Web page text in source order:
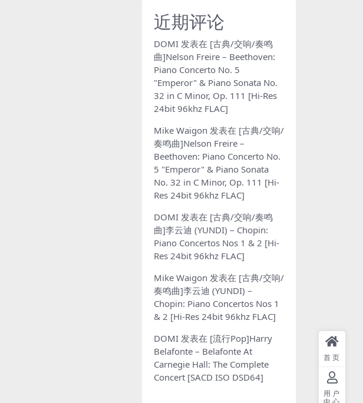
近期评论
DOMI 发表在 [古典/交响/奏鸣
曲]Nelson Freire – Beethoven:
Piano Concerto No. 5
"Emperor" & Piano Sonata No.
32 in C Minor, Op. 111 [Hi-Res
24bit 96khz FLAC]
Mike Waigon 发表在 [古典/交响/
奏鸣曲]Nelson Freire –
Beethoven: Piano Concerto No.
5 "Emperor" & Piano Sonata
No. 32 in C Minor, Op. 111 [Hi-
Res 24bit 96khz FLAC]
DOMI 发表在 [古典/交响/奏鸣
曲]李云迪 (YUNDI) – Chopin:
Piano Concertos Nos 1 & 2 [Hi-
Res 24bit 96khz FLAC]
Mike Waigon 发表在 [古典/交响/
奏鸣曲]李云迪 (YUNDI) –
Chopin: Piano Concertos Nos 1
& 2 [Hi-Res 24bit 96khz FLAC]
DOMI 发表在 [流行Pop]Harry
Belafonte – Belafonte At
Carnegie Hall: The Complete
Concert [SACD ISO DSD64]
首页
用户